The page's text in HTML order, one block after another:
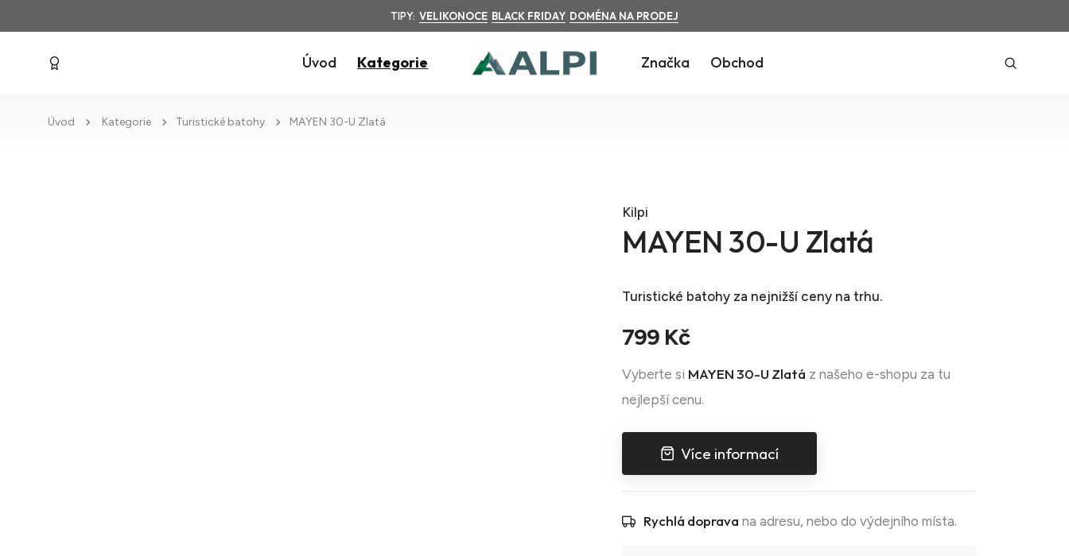
TIPY: VELIKONOCE BLACK FRIDAY DOMÉNA NA PRODEJ
Úvod Kategorie Značka Obchod
Úvod Kategorie Turistické batohy MAYEN 30-U Zlatá
Kilpi
MAYEN 30-U Zlatá
Turistické batohy za nejnižší ceny na trhu.
799 Kč
Vyberte si MAYEN 30-U Zlatá z našeho e-shopu za tu
nejlepší cenu.
Více informací
Rychlá doprava na adresu, nebo do výdejního místa.